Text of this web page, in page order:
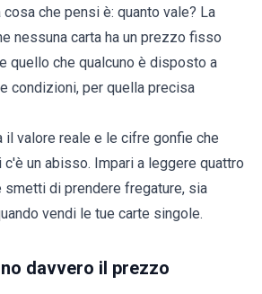
cosa che pensi è: quanto vale? La
nessuna carta ha un prezzo fisso
quello che qualcuno è disposto a
condizioni, per quella precisa
il valore reale e le cifre gonfie che
un abisso. Impari a leggere quattro
smetti di prendere fregature, sia
vendi le tue carte singole.
davvero il prezzo